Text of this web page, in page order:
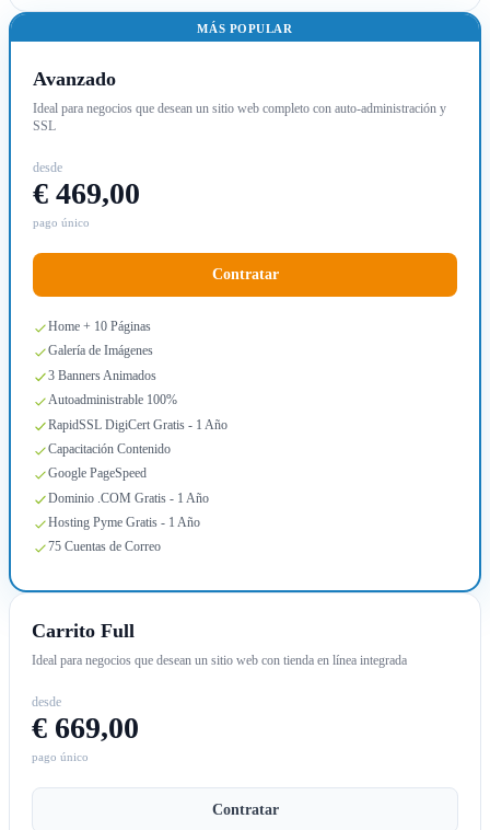
MÁS POPULAR
Avanzado
Ideal para negocios que desean un sitio web completo con auto-administración y
SSL
desde
€ 469,00
pago único
Contratar
Home + 10 Páginas
Galería de Imágenes
3 Banners Animados
Autoadministrable 100%
RapidSSL DigiCert Gratis - 1 Año
Capacitación Contenido
Google PageSpeed
Dominio .COM Gratis - 1 Año
Hosting Pyme Gratis - 1 Año
75 Cuentas de Correo
Carrito Full
Ideal para negocios que desean un sitio web con tienda en línea integrada
desde
€ 669,00
pago único
Contratar